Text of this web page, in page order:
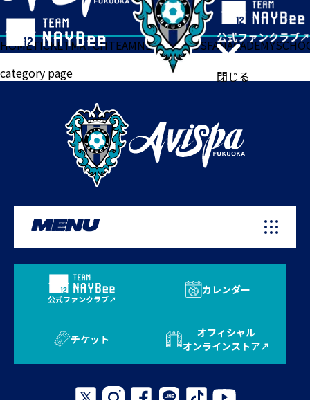
閉じる
HOMETICKETMATCHTEAMNEWSGOODSFANACADEMY
category page
MENU
公式ファンクラブ
カレンダー
チケット
オフィシャル
オンラインストア